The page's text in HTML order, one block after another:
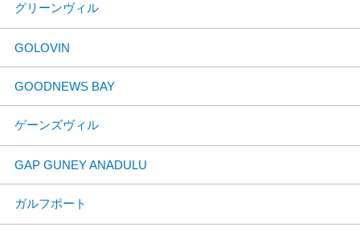
グリーンヴィル
GOLOVIN
GOODNEWS BAY
ゲーンズヴィル
GAP GUNEY ANADULU
ガルフポート